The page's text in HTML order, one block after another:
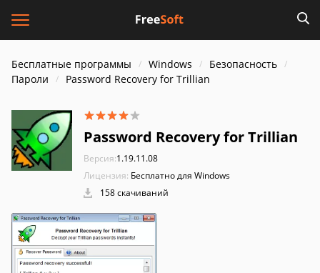
Бесплатные программы Windows
Безопасность
Пароли
Password Recovery for Trillian
Password Recovery for Trillian
Версия:1.19.11.08
Лицензия: Бесплатно для Windows
158 скачиваний